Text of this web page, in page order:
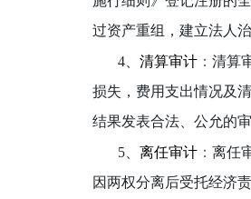
过资产重组，建立法人
4、 清算审计 ： 清算
损失，费用支出情况及
结果发表合法、公允的审
5、 离任审计 ： 离任
因两权分离后受托经济